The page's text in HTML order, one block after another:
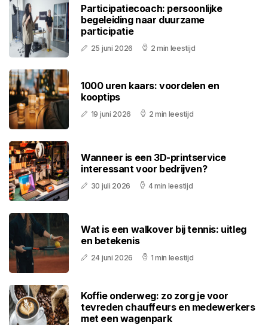
Participatiecoach: persoonlijke
begeleiding naar duurzame
participatie
25 juni 2026 2 min leestijd
1000 uren kaars: voordelen en
kooptips
19 juni 2026 2 min leestijd
Wanneer is een 3D-printservice
interessant voor bedrijven?
30 juli 2026 4 min leestijd
Wat is een walkover bij tennis: uitleg
en betekenis
24 juni 2026 1 min leestijd
Koffie onderweg: zo zorg je voor
tevreden chauffeurs en medewerkers
met een wagenpark